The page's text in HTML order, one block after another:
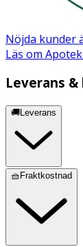
Märkning
Ecocert
Nöjda kunder
Läs om
Leverans
🚚Leverans
🧺Fraktkostnad